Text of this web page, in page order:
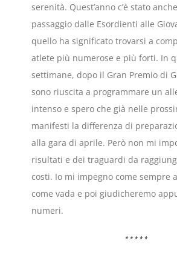
serenità. Quest’anno c’è stato
passaggio dalle Esordienti alle
quello ha significato trovarsi a
atlete più numerose e più forti. In
settimane, dopo il Gran Premio di
sono riuscita a programmare un
intenso e spero che già nelle
manifesti la differenza di
alla gara di aprile. Però non mi
risultati e dei traguardi da
costi. Io mi impegno come sempre
come vada e poi giudicheremo
numeri.
*****